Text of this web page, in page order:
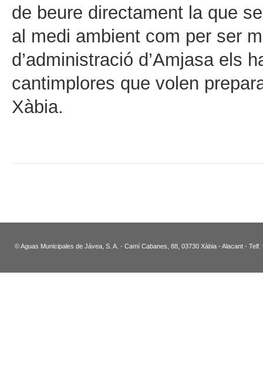
de beure directament la que
al medi ambient com per ser
d’administració d’Amjasa els
cantimplores que volen
Xàbia.
© Aguas Municipales de Jávea, S. A. - Camí Cabanes, 88, 03730 Xàbia - Alacant -